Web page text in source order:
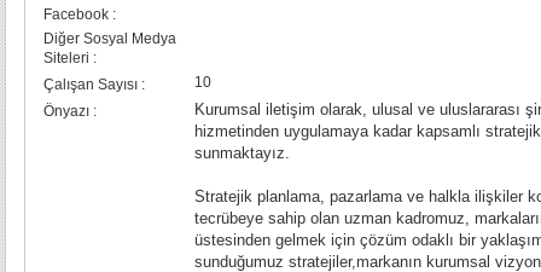
Facebook :
Diğer Sosyal Medya
Siteleri :
Çalışan Sayısı :
10
Önyazı :
Kurumsal iletişim olarak, ulusal ve uluslararası
hizmetinden uygulamaya kadar kapsamlı
sunmaktayız.
Stratejik planlama, pazarlama ve halkla ilişkiler
tecrübeye sahip olan uzman kadromuz,
üstesinden gelmek için çözüm odaklı bir
sunduğumuz stratejiler,markanın kurumsal